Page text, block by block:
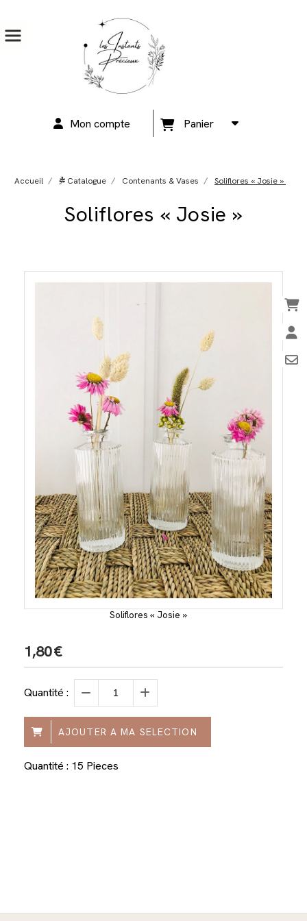
Mon compte Panier
Accueil Catalogue Contenants & Vases Soliflores « Josie »
Soliflores « Josie »
Soliflores « Josie »
1,80€
Quantité :
AJOUTER A MA SELECTION
Quantité : 15 Pieces